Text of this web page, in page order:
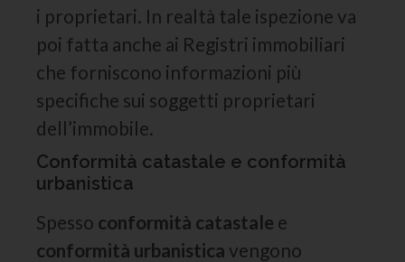
i proprietari. In realtà tale ispezione va
poi fatta anche ai Registri immobiliari
che forniscono informazioni più
specifiche sui soggetti proprietari
dell’immobile.
Conformità catastale e conformità
urbanistica
Spesso conformità catastale e
conformità urbanistica vengono